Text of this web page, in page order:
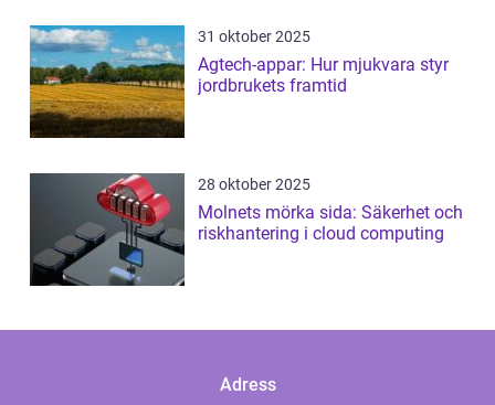
31 oktober 2025
Agtech-appar: Hur mjukvara styr
jordbrukets framtid
28 oktober 2025
Molnets mörka sida: Säkerhet och
riskhantering i cloud computing
Adress